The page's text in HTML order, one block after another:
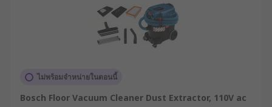
อาจมีชิ้นส่วนที่ต้องดูแลรักษามากขึ้น เช่น
ระดับการใช้งาน : หากเป็นพื้นที่โรงงานที่มีฝุ่น
พิจารณาเลือกเครื่องดูดฝุ่นอุตสาหกรรมหนักที่มี
หลายชั่วโมง
ไม่พร้อมจำหน่ายในตอนนี้
Bosch Floor Vacuum Cleaner Dust Extractor, 110V ac